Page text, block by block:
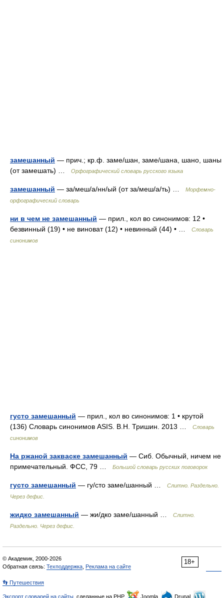
замешанный — прич.; кр.ф. заме/шан, заме/шана, шано, шаны
(от замешать) …
Орфографический словарь русского языка
замешанный — за/меш/а/нн/ый (от за/меш/а/ть) …
Морфемно-
орфографический словарь
ни в чем не замешанный — прил., кол во синонимов: 12 •
безвинный (19) • не виноват (12) • невинный (44) • …
Словарь
синонимов
густо замешанный — прил., кол во синонимов: 1 • крутой
(136) Словарь синонимов ASIS. В.Н. Тришин. 2013 …
Словарь
синонимов
На ржаной закваске замешанный — Сиб. Обычный, ничем не
примечательный. ФСС, 79 …
Большой словарь русских поговорок
густо замешанный — гу/сто заме/шанный …
Слитно. Раздельно.
Через дефис.
жидко замешанный — жи/дко заме/шанный …
Слитно.
Раздельно. Через дефис.
18+
© Академик, 2000-2026
Обратная связь: Техподдержка Реклама на сайте
👣 Путешествия
Экспорт словарей на сайты , сделанные на PHP, Joomla, Drupal,